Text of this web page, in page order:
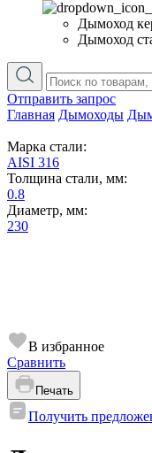
Дымоход
Дымоход
Отправить запрос
Главная Дымоходы
Марка стали:
AISI 316
Толщина стали, мм:
0.8
Диаметр, мм:
230
В избранное
Сравнить
Печать
Получить